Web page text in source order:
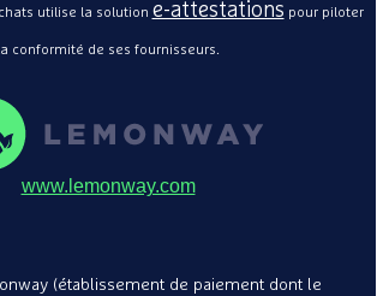
utilise la solution e-attestations pour piloter
conformité de ses fournisseurs.
www.lemonway.com
(établissement de paiement dont le